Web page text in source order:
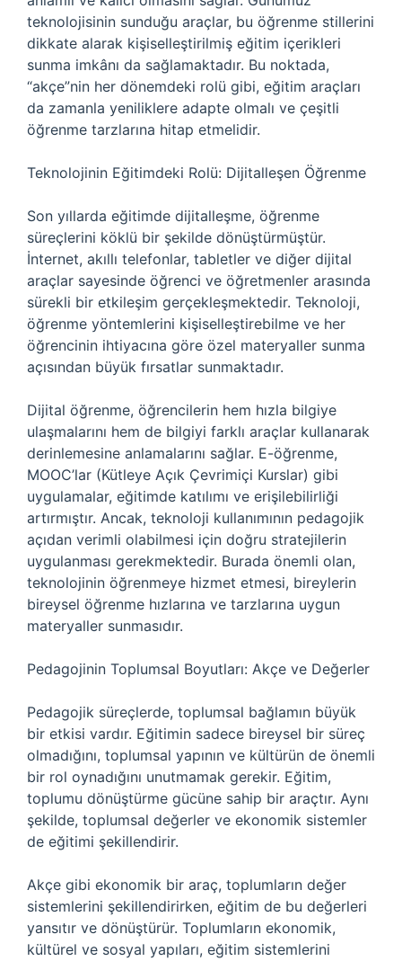
teknolojisinin sunduğu araçlar, bu öğrenme stillerini
dikkate alarak kişiselleştirilmiş eğitim içerikleri
sunma imkânı da sağlamaktadır. Bu noktada,
“akçe”nin her dönemdeki rolü gibi, eğitim araçları
da zamanla yeniliklere adapte olmalı ve çeşitli
öğrenme tarzlarına hitap etmelidir.
Teknolojinin Eğitimdeki Rolü: Dijitalleşen Öğrenme
Son yıllarda eğitimde dijitalleşme, öğrenme
süreçlerini köklü bir şekilde dönüştürmüştür.
İnternet, akıllı telefonlar, tabletler ve diğer dijital
araçlar sayesinde öğrenci ve öğretmenler arasında
sürekli bir etkileşim gerçekleşmektedir. Teknoloji,
öğrenme yöntemlerini kişiselleştirebilme ve her
öğrencinin ihtiyacına göre özel materyaller sunma
açısından büyük fırsatlar sunmaktadır.
Dijital öğrenme, öğrencilerin hem hızla bilgiye
ulaşmalarını hem de bilgiyi farklı araçlar kullanarak
derinlemesine anlamalarını sağlar. E-öğrenme,
MOOC’lar (Kütleye Açık Çevrimiçi Kurslar) gibi
uygulamalar, eğitimde katılımı ve erişilebilirliği
artırmıştır. Ancak, teknoloji kullanımının pedagojik
açıdan verimli olabilmesi için doğru stratejilerin
uygulanması gerekmektedir. Burada önemli olan,
teknolojinin öğrenmeye hizmet etmesi, bireylerin
bireysel öğrenme hızlarına ve tarzlarına uygun
materyaller sunmasıdır.
Pedagojinin Toplumsal Boyutları: Akçe ve Değerler
Pedagojik süreçlerde, toplumsal bağlamın büyük
bir etkisi vardır. Eğitimin sadece bireysel bir süreç
olmadığını, toplumsal yapının ve kültürün de önemli
bir rol oynadığını unutmamak gerekir. Eğitim,
toplumu dönüştürme gücüne sahip bir araçtır. Aynı
şekilde, toplumsal değerler ve ekonomik sistemler
de eğitimi şekillendirir.
Akçe gibi ekonomik bir araç, toplumların değer
sistemlerini şekillendirirken, eğitim de bu değerleri
yansıtır ve dönüştürür. Toplumların ekonomik,
kültürel ve sosyal yapıları, eğitim sistemlerini